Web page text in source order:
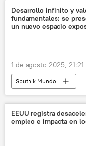
Desarrollo infinito y
fundamentales: se
un nuevo espacio
1 de agosto 2025, 21:21
Sputnik Mundo
EEUU registra
empleo e impacta en